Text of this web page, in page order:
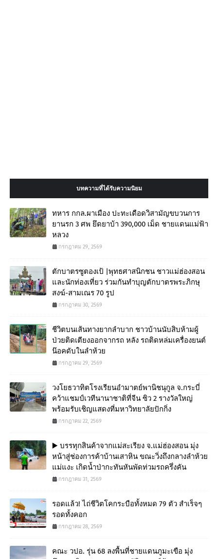
บทความที่ได้รับความนิยม
ทหาร กกล.ผาเมือง ปะทะเดือดวิสามัญขบวนการ
ยานรก 3 ศพ ยึดยาบ้า 390,000 เม็ด ชายแดนแม่ฟ้า
หลวง
กรกฎาคม 29, 2569
ตักบาตรซูตองเป้ |พุทธศาสนิกชน ชาวแม่ฮ่องสอน
และนักท่องเที่ยว ร่วมกันทำบุญตักบาตรพระภิกษุ
สงฆ์-สามเณร 70 รูป
กรกฎาคม 30, 2569
ชีวิตบนเส้นทางยากลำบาก ชาวบ้านนับสิบห้ามผู้
ป่วยติดเตียงออกจากรถ หลัง รถติดหล่มเครื่องยนต์
น๊อคดับในลำห้วย
กรกฎาคม 29, 2569
วงโยธวาทิตโรงเรียนอำมาตย์พานิชนุกูล จ.กระบี่
คว้าแชมป์เวทีนานาชาติที่จีน ซิว 2 รางวัลใหญ่
พร้อมรับเชิญแสดงที่มหาวิทยาลัยปักกิ่ง
กรกฎาคม 22, 2569
▶️ บรรทุกสินค้าจากแม่สะเรียง จ.แม่ฮ่องสอน มุ่ง
หน้าสู่ช่องการค้าบ้านเสาหิน ขณะวิ่งถึงกลางลำห้วย
แม่แงะ เกิดน้ำป่ากะทันหันพัดท่วมรถครึ่งคัน
กรกฎาคม 31, 2569
รอดแล้ว! ไถ่ชีวิตโคกระบือทั้งหมด 79 ตัว สำเร็จๆ
รอดทั้งคอก
กรกฎาคม 28, 2569
คณะ วปอ. รุ่น 68 ลงพื้นที่ชายแดนภูมะเขือ มุ่ง